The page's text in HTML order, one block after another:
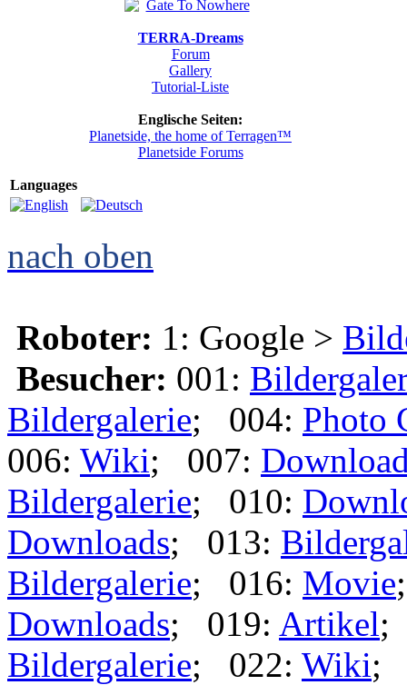
TERRA-Dreams
Forum
Gallery
Tutorial-Liste
Englische Seiten:
Planetside, the home of Terragen™
Planetside Forums
Languages
nach oben
Roboter: 1: Google >
Besucher: 001:
Bildergalerie; 004: Photo
006: Wiki; 007:
Bildergalerie; 010:
Downloads; 013:
Bildergalerie; 016: Movie
Downloads; 019: Artikel;
Bildergalerie; 022: Wiki;